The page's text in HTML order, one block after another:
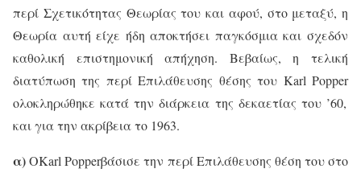
περί Σχετικότητας Θεωρίας του και αφού, στο μεταξύ, η
Θεωρία αυτή είχε ήδη αποκτήσει παγκόσμια και σχεδόν
καθολική επιστημονική απήχηση. Βεβαίως, η τελική
διατύπωση της περί Επιλάθευσης θέσης του Karl Popper
ολοκληρώθηκε κατά την διάρκεια της δεκαετίας του ’60,
και για την ακρίβεια το 1963.
α)ΟKarl Popperβάσισε την περί Επιλάθευσης θέση του στο